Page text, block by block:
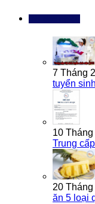
7 Tháng
tuyển
10
Trung
20
ăn 5 loại